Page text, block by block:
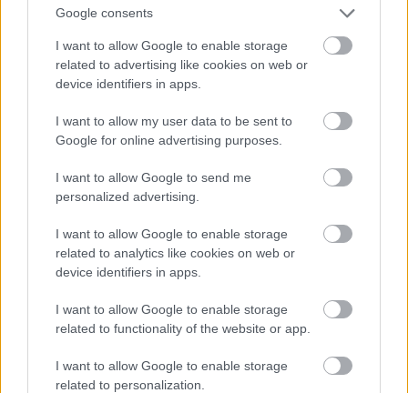
Google consents
I want to allow Google to enable storage
related to advertising like cookies on web or
device identifiers in apps.
I want to allow my user data to be sent to
Google for online advertising purposes.
I want to allow Google to send me
personalized advertising.
I want to allow Google to enable storage
related to analytics like cookies on web or
device identifiers in apps.
I want to allow Google to enable storage
related to functionality of the website or app.
I want to allow Google to enable storage
related to personalization.
Fotó: Szécsi István / Velvet
Jön még kép!